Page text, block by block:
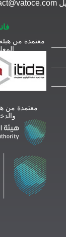
معتمدة من
معتمدة من